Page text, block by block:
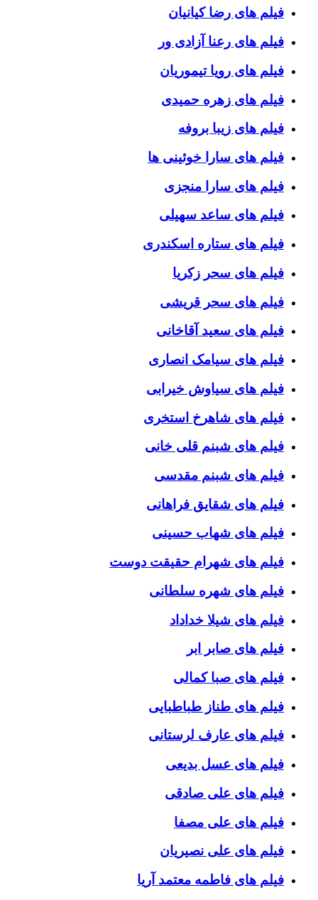
فیلم های رضا کیانیان
فیلم های رعنا آزادی ور
فیلم های رویا تیموریان
فیلم های زهره حمیدی
فیلم های زیبا بروفه
فیلم های سارا خوئینی ها
فیلم های سارا منجزی
فیلم های ساعد سهیلی
فیلم های ستاره اسکندری
فیلم های سحر زکریا
فیلم های سحر قریشی
فیلم های سعید آقاخانی
فیلم های سیامک انصاری
فیلم های سیاوش خیرابی
فیلم های شاهرخ استخری
فیلم های شبنم قلی خانی
فیلم های شبنم مقدسی
فیلم های شقایق فراهانی
فیلم های شهاب حسینی
فیلم های شهرام حقیقت دوست
فیلم های شهره سلطانی
فیلم های شیلا خداداد
فیلم های صابر ابر
فیلم های صبا کمالی
فیلم های طناز طباطبایی
فیلم های عارف لرستانی
فیلم های عسل بدیعی
فیلم های علی صادقی
فیلم های علی مصفا
فیلم های علی نصیریان
فیلم های فاطمه معتمد آریا